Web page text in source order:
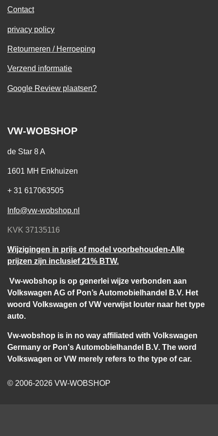
Contact
privacy policy
Retourneren / Herroeping
Verzend informatie
Google Review plaatsen?
VW-WOBSHOP
de Star 8 A
1601 MH Enkhuizen
+ 31 617063505
Info@vw-wobshop.nl
KVK 37135116
Wijzigingen in prijs of model voorbehouden-Alle
prijzen zijn inclusief 21% BTW.
Vw-wobshop is op generlei wijze verbonden aan
Volkswagen AG of Pon’s Automobielhandel B.V. Het
woord Volkswagen of VW verwijst louter naar het type
auto.
Vw-wobshop is in no way affiliated with Volkswagen
Germany or Pon's Automobielhandel B.V. The word
Volkswagen or VW merely refers to the type of car.
© 2006-2026 VW-WOBSHOP